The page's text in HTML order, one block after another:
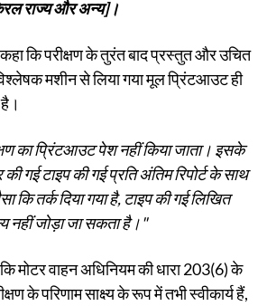
राज्य और अन्य]।
कि परीक्षण के तुरंत बाद प्रस्तुत और उचित
मशीन से लिया गया मूल प्रिंटआउट ही
का प्रिंटआउट पेश नहीं किया जाता। इसके
की गई टाइप की गई प्रति अंतिम रिपोर्ट के साथ
कि तर्क दिया गया है, टाइप की गई लिखित
नहीं जोड़ा जा सकता है।"
मोटर वाहन अधिनियम की धारा 203(6) के
के परिणाम साक्ष्य के रूप में तभी स्वीकार्य हैं,